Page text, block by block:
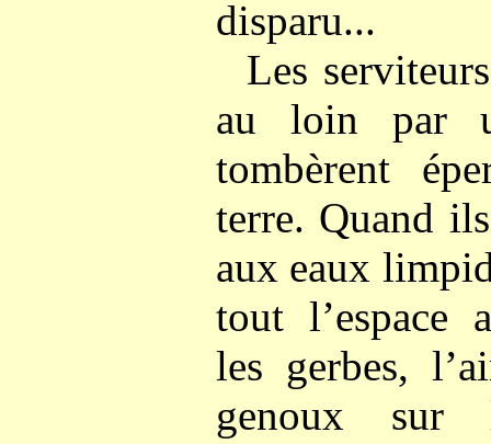
disparu...
Les
au loin par
tombèrent
terre. Quand
aux eaux
tout l’espace
les gerbes,
genoux